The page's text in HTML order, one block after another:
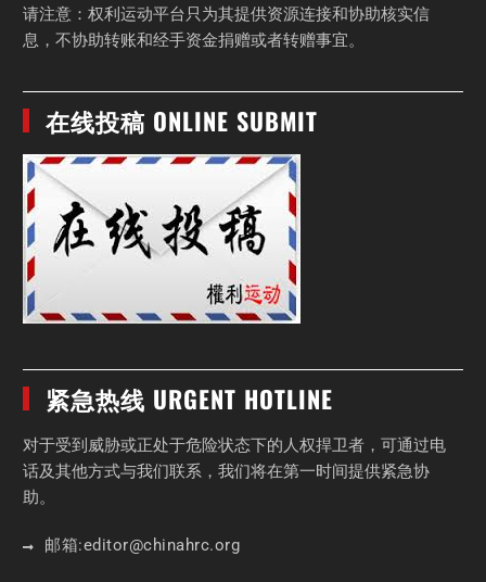
请注意：权利运动平台只为其提供资源连接和协助核实信
息，不协助转账和经手资金捐赠或者转赠事宜。
在线投稿 ONLINE SUBMIT
紧急热线 URGENT HOTLINE
对于受到威胁或正处于危险状态下的人权捍卫者，可通过电
话及其他方式与我们联系，我们将在第一时间提供紧急协
助。
邮箱:editor@chinahrc.org